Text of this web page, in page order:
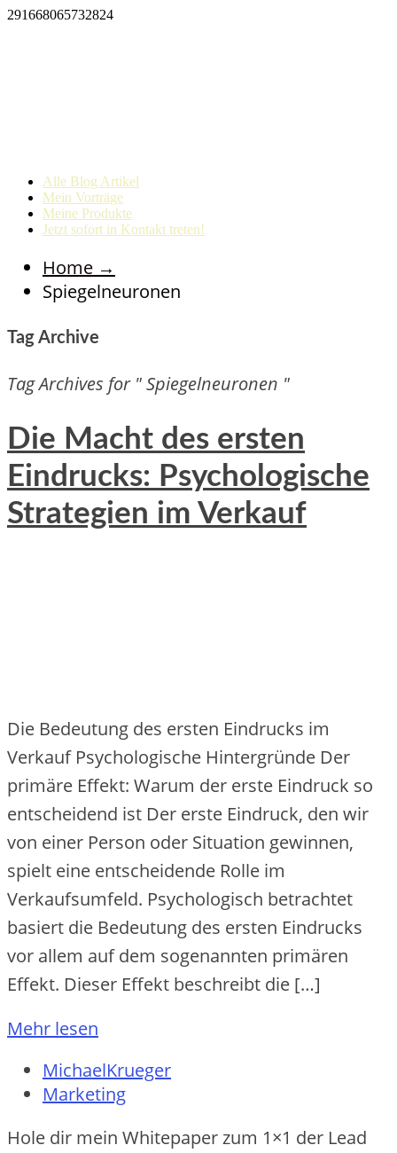
291668065732824
Alle Blog Artikel
Mein Vorträge
Meine Produkte
Jetzt sofort in Kontakt treten!
Home →
Spiegelneuronen
Tag Archive
Tag Archives for " Spiegelneuronen "
Die Macht des ersten
Eindrucks: Psychologische
Strategien im Verkauf
Die Bedeutung des ersten Eindrucks im
Verkauf Psychologische Hintergründe Der
primäre Effekt: Warum der erste Eindruck so
entscheidend ist Der erste Eindruck, den wir
von einer Person oder Situation gewinnen,
spielt eine entscheidende Rolle im
Verkaufsumfeld. Psychologisch betrachtet
basiert die Bedeutung des ersten Eindrucks
vor allem auf dem sogenannten primären
Effekt. Dieser Effekt beschreibt die […]
Mehr lesen
MichaelKrueger
Marketing
Hole dir mein Whitepaper zum 1×1 der Lead